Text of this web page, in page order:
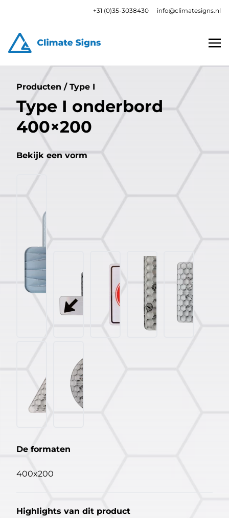
+31 (0)35-3038430 info@climatesigns.nl
Producten / Type I
Type I onderbord
400×200
Bekijk een vorm
De formaten
400x200
Highlights van dit product